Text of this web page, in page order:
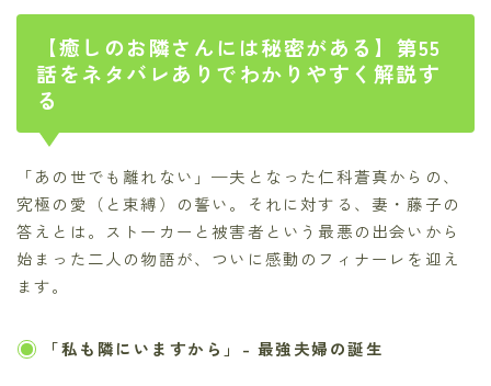
【癒しのお隣さんには秘密がある】第55
話をネタバレありでわかりやすく解説す
る
「あの世でも離れない」—夫となった仁科蒼真からの、
究極の愛（と束縛）の誓い。それに対する、妻・藤子の
答えとは。ストーカーと被害者という最悪の出会いから
始まった二人の物語が、ついに感動のフィナーレを迎え
ます。
「私も隣にいますから」- 最強夫婦の誕生